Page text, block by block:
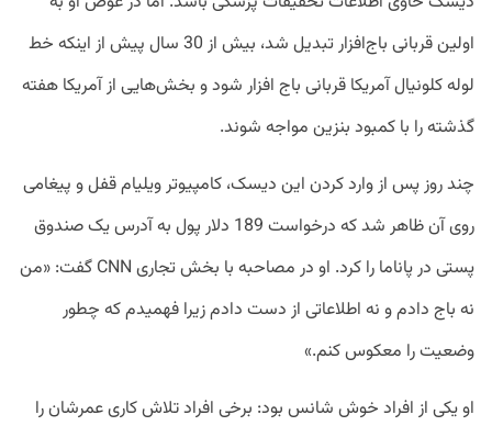
اولین قربانی باج‌افزار تبدیل شد، بیش از 30 سال پیش از اینکه خط
لوله کلونیال آمریکا قربانی باج افزار شود و بخش‌هایی از آمریکا هفته
گذشته را با کمبود بنزین مواجه شوند.
چند روز پس از وارد کردن این دیسک، کامپیوتر ویلیام قفل و پیغامی
روی آن ظاهر شد که درخواست 189 دلار پول به آدرس یک صندوق
پستی در پاناما را کرد. او در مصاحبه با بخش تجاری CNN گفت: «من
نه باج دادم و نه اطلاعاتی از دست دادم زیرا فهمیدم که چطور
وضعیت را معکوس کنم.»
او یکی از افراد خوش شانس بود: برخی افراد تلاش کاری عمرشان را